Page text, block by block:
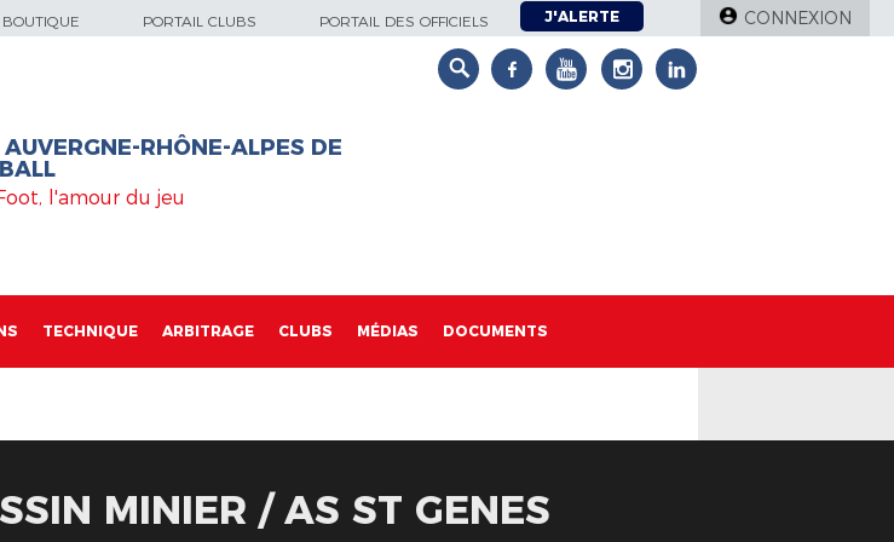
BOUTIQUE PORTAIL CLUBS PORTAIL DES OFFICIELS J'ALERTE CONNEXION
AUVERGNE-RHÔNE-ALPES DE
l'amour du jeu
TECHNIQUE ARBITRAGE CLUBS MÉDIAS DOCUMENTS
MINIER / AS ST GENES